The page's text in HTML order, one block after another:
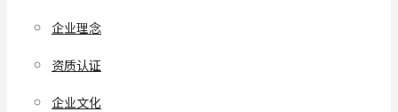
企业理念
资质认证
企业文化